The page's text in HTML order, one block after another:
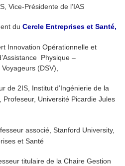
Vice-Présidente de l’IAS
du Cercle Entreprises et Santé,
Innovation Opérationnelle et
Physique –
(DSV),
de 2IS, Institut d’Ingénierie de la
Université Picardie Jules
associé, Stanford University,
et Santé
titulaire de la Chaire Gestion